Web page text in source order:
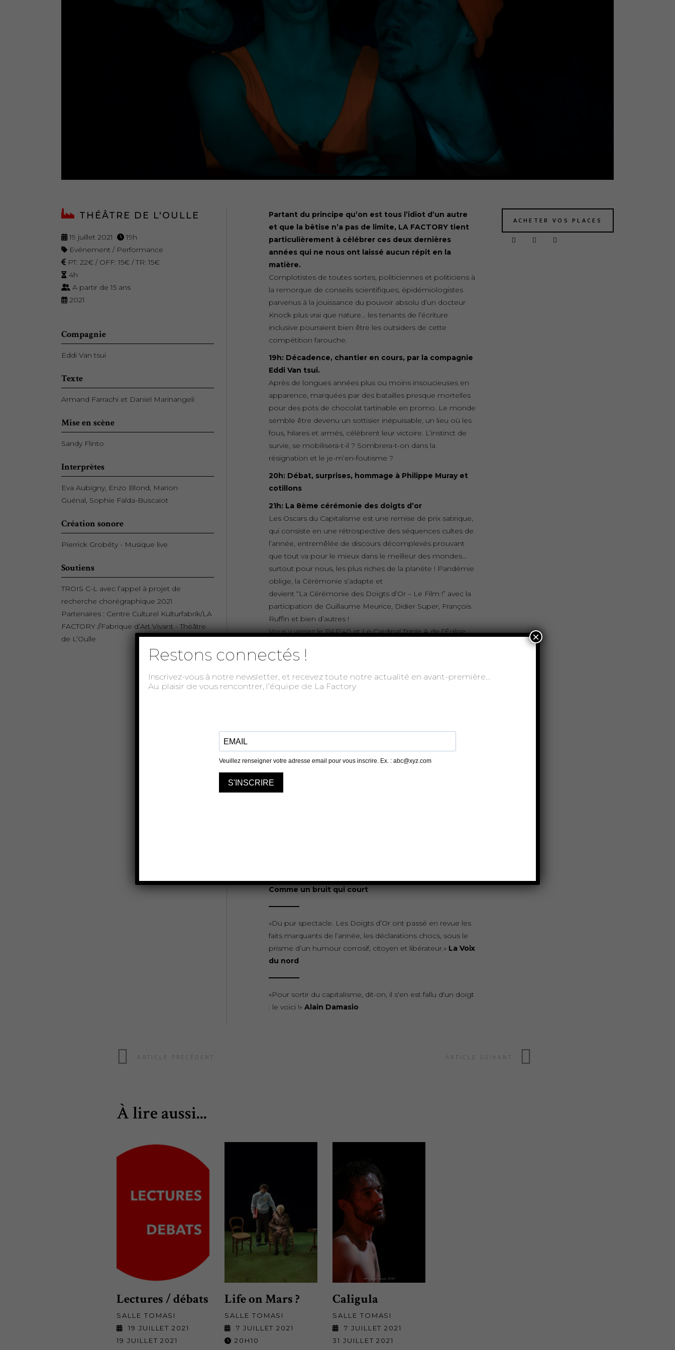
THÉÂTRE DE L'OULLE
19 juillet 2021
19h
Evénement / Performance
PT: 22€ / OFF: 15€ / TR: 15€
4h
A partir de 15 ans
2021
Compagnie
Eddi Van tsui
Texte
Armand Farrachi et Daniel Marinangeli
Mise en scène
Sandy Flinto
Interprètes
Eva Aubigny, Enzo Blond, Marion
Guénal, Sophie Falda-Buscaiot
Création sonore
Pierrick Grobéty - Musique live
Soutiens
TROIS C-L avec l’appel à projet de
recherche chorégraphique 2021
Partenaires : Centre Culturel Kulturfabrik/LA
FACTORY //Fabrique d’Art Vivant - Théâtre
de L’Oulle
Partant du principe qu’on est tous l’idiot d’un autre
et que la bêtise n’a pas de limite, LA FACTORY tient
particulièrement à célébrer ces deux dernières
années qui ne nous ont laissé aucun répit en la
matière.
Complotistes de toutes sortes, politiciennes et politiciens à
la remorque de conseils scientifiques, épidémiologistes
parvenus à la jouissance du pouvoir absolu d’un docteur
Knock plus vrai que nature… les tenants de l’écriture
inclusive pourraient bien être les outsiders de cette
compétition farouche.
19h: Décadence, chantier en cours, par la compagnie
Eddi Van tsui.
Après de longues années plus ou moins insoucieuses en
apparence, marquées par des batailles presque mortelles
pour des pots de chocolat tartinable en promo. Le monde
semble être devenu un sottisier inépuisable, un lieu où les
fous, hilares et armés, célèbrent leur victoire. L’instinct de
survie, se mobilisera-t-il ? Sombrera-t-on dans la
résignation et le je-m’en-foutisme ?
20h: Débat, surprises, hommage à Philippe Muray et
cotillons
21h: La 8ème cérémonie des doigts d’or
Les Oscars du Capitalisme est une remise de prix satirique,
qui consiste en une rétrospective des séquences cultes de
l’année, entremêlée de discours décomplexés prouvant
que tout va pour le mieux dans le meilleur des mondes…
surtout pour nous, les plus riches de la planète ! Pandémie
oblige, la Cérémonie s’adapte et
devient “La Cérémonie des Doigts d’Or – Le Film !” avec la
participation de Guillaume Meurice, Didier Super, François
Ruffin et bien d’autres !
Vous y verrez le PAP’40 et Le Cardinal Triple A de l’Église
main propre leur trophée aux grands vainqueurs de cette
résultat dans le film !
“Richeattitude” dans la salle !
LA PRESSE EN PARLE
Comme un bruit qui court
«Du pur spectacle. Les Doigts d’Or ont passé en revue les
faits marquants de l’année, les déclarations chocs, sous le
prisme d’un humour corrosif, citoyen et libérateur.» La Voix
du nord
«Pour sortir du capitalisme, dit-on, il s'en est fallu d'un doigt
: le voici !» Alain Damasio
ACHETER VOS PLACES
ARTICLE PRÉCÉDENT ARTICLE SUIVANT
À lire aussi...
Lectures / débats
SALLE TOMASI
19 JUILLET 2021
19 JUILLET 2021
Life on Mars ?
SALLE TOMASI
7 JUILLET 2021
20H10
Caligula
SALLE TOMASI
7 JUILLET 2021
31 JUILLET 2021
Restons connectés !
Inscrivez-vous à notre newsletter, et recevez toute notre actualité en avant-première…
Au plaisir de vous rencontrer, l’équipe de La Factory
×